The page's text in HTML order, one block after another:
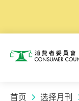
消费者委员会
首页 选择月刊